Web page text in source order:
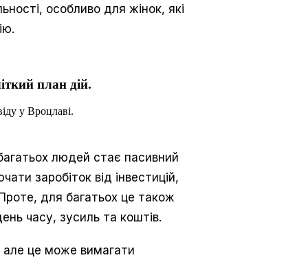
особливо для жінок, які
план дій.
у Вроцлаві.
людей стає пасивний
заробіток від інвестицій,
для багатьох це також
часу, зусиль та коштів.
це може вимагати